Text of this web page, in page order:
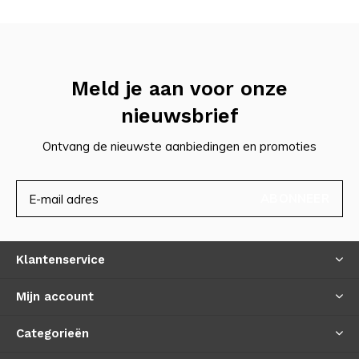
Meld je aan voor onze
nieuwsbrief
Ontvang de nieuwste aanbiedingen en promoties
Klantenservice
Mijn account
Categorieën